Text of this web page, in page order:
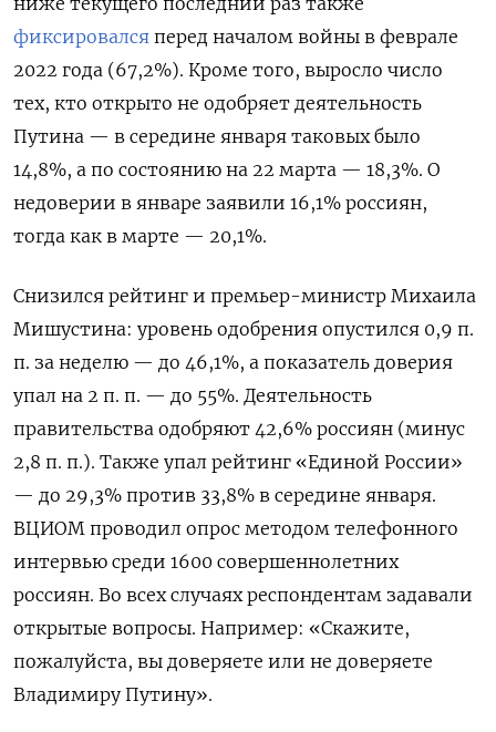
фиксировался перед началом войны в феврале
2022 года (67,2%). Кроме того, выросло число
тех, кто открыто не одобряет деятельность
Путина — в середине января таковых было
14,8%, а по состоянию на 22 марта — 18,3%. О
недоверии в январе заявили 16,1% россиян,
тогда как в марте — 20,1%.
Снизился рейтинг и премьер-министр Михаила
Мишустина: уровень одобрения опустился 0,9 п.
п. за неделю — до 46,1%, а показатель доверия
упал на 2 п. п. — до 55%. Деятельность
правительства одобряют 42,6% россиян (минус
2,8 п. п.). Также упал рейтинг «Единой России»
— до 29,3% против 33,8% в середине января.
ВЦИОМ проводил опрос методом телефонного
интервью среди 1600 совершеннолетних
россиян. Во всех случаях респондентам задавали
открытые вопросы. Например: «Скажите,
пожалуйста, вы доверяете или не доверяете
Владимиру Путину».